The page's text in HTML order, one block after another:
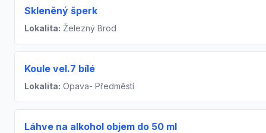
Skleněný šperk
Lokalita: Železný Brod
Koule vel.7 bílé
Lokalita: Opava- Předměstí
Láhve na alkohol objem do 50 ml